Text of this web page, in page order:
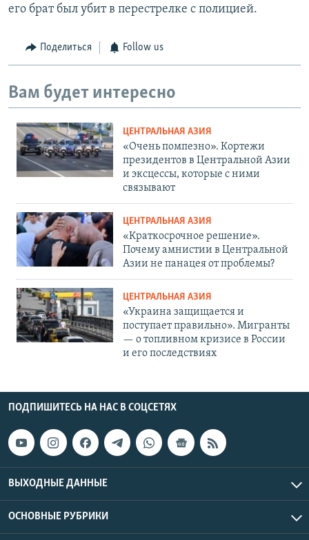
его брат был убит в перестрелке с полицией.
Поделиться Follow us
Вам будет интересно
ЦЕНТРАЛЬНАЯ АЗИЯ
«Очень помпезно». Кортежи
президентов в Центральной Азии
и эксцессы, которые с ними
связывают
ЦЕНТРАЛЬНАЯ АЗИЯ
«Краткосрочное решение».
Почему амнистии в Центральной
Азии не панацея от проблемы?
ЦЕНТРАЛЬНАЯ АЗИЯ
«Украина защищается и
поступает правильно». Мигранты
— о топливном кризисе в России
и его последствиях
ПОДПИШИТЕСЬ НА НАС В СОЦСЕТЯХ
ВЫХОДНЫЕ ДАННЫЕ
ОСНОВНЫЕ РУБРИКИ